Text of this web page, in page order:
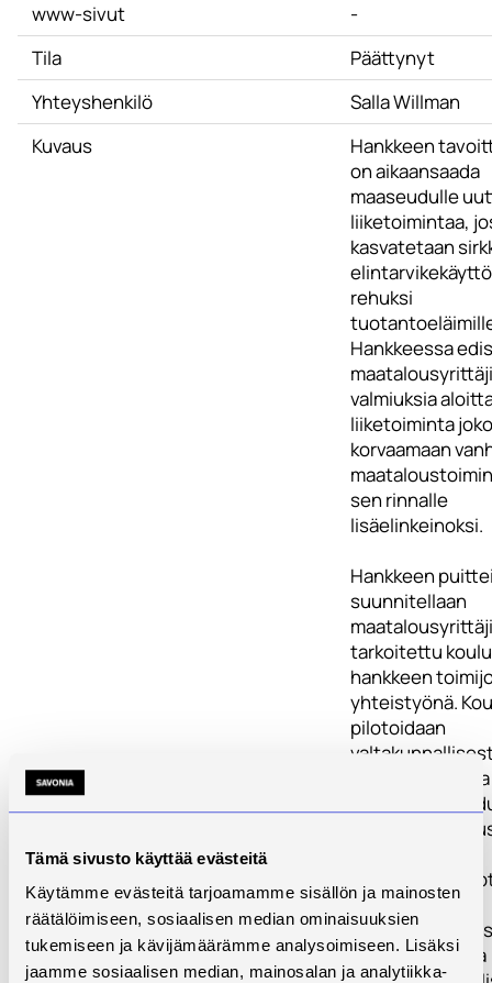
Tämä sivusto käyttää evästeitä
Käytämme evästeitä tarjoamamme sisällön ja mainosten
räätälöimiseen, sosiaalisen median ominaisuuksien
tukemiseen ja kävijämäärämme analysoimiseen. Lisäksi
jaamme sosiaalisen median, mainosalan ja analytiikka-
www-sivut
-
Tila
Päättynyt
Yhteyshenkilö
Salla Willman
Kuvaus
Hankkeen
on aikaansaada
maaseudulle
liiketoimintaa,
kasvatetaan
rehuksi
Hankkeessa
valmiuksia
liiketoiminta joko
korvaamaan
sen rinnalle
lisäelinkeinoksi.
Hankkeen
suunnitellaan
tarkoitettu
hankkeen
yhteistyönä.
pilotoidaan
puolella
kehitetään
palautteen
Koulutuksessa
käsitellään mm.
kasvattamista ja